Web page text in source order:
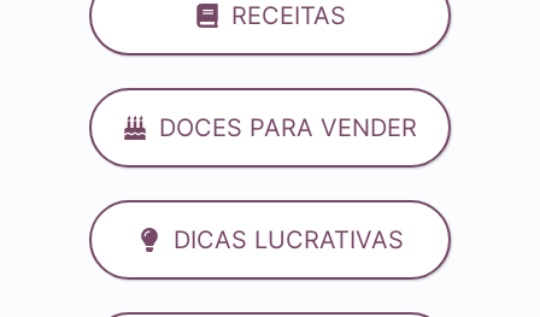
RECEITAS
DOCES PARA VENDER
DICAS LUCRATIVAS